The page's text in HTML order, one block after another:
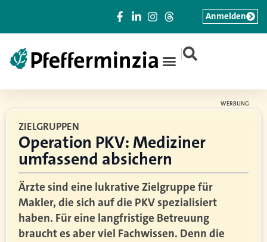
|
Anmelden
WERBUNG
ZIELGRUPPEN
Operation PKV: Mediziner
umfassend absichern
Ärzte sind eine lukrative Zielgruppe für
Makler, die sich auf die PKV spezialisiert
haben. Für eine langfristige Betreuung
braucht es aber viel Fachwissen. Denn die